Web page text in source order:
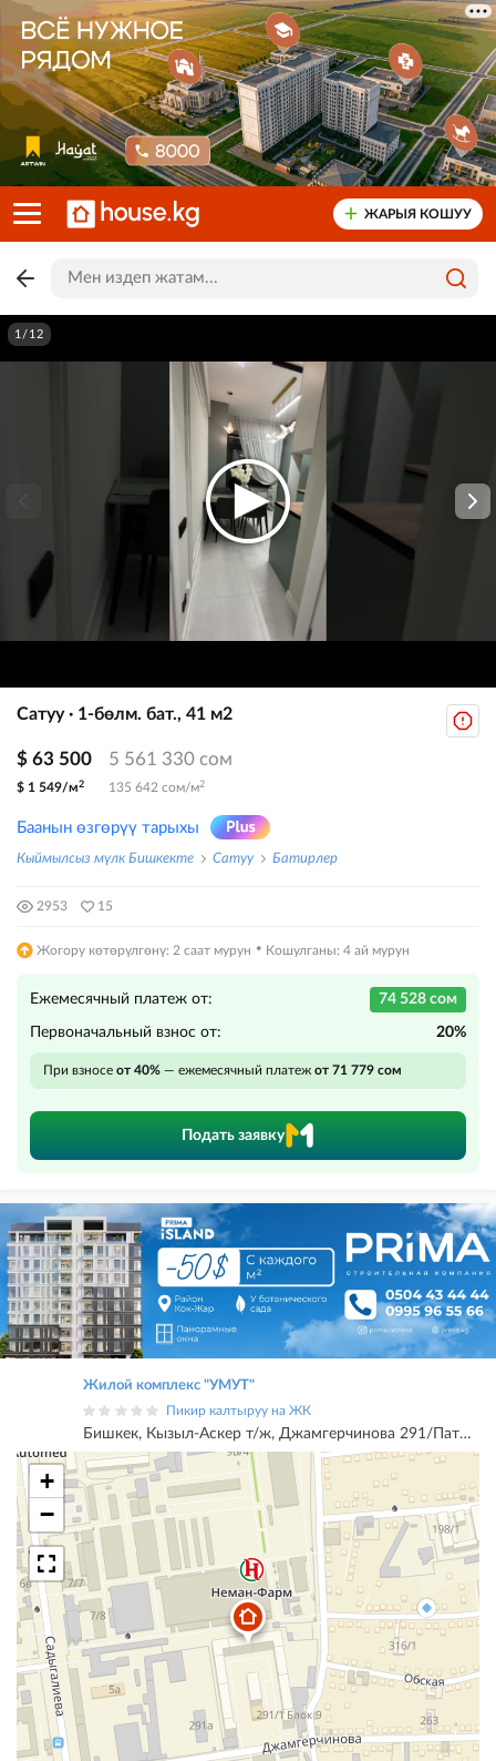
ЖАРЫЯ КОШУУ
1/12
Сатуу · 1-бөлм. бат., 41 м2
$ 63 500 5 561 330 сом
$ 1 549/м2 135 642 сом/м2
Баанын өзгөрүү тарыхы
Кыймылсыз мүлк Бишкекте Сатуу Батирлер
2953 15
Жогору көтөрүлгөнү: 2 саат мурун · Кошулганы: 4 ай мурун
Ежемесячный платеж от: 74 528 сом
Первоначальный взнос от: 20%
При взносе от 40% — ежемесячный платеж от 71 779 сом
Подать заявку
Жилой комплекс "УМУТ"
Пикир калтыруу на ЖК
Бишкек, Кызыл-Аскер т/ж, Джамгерчинова 291/Патриса Лумумбы 291
+
−